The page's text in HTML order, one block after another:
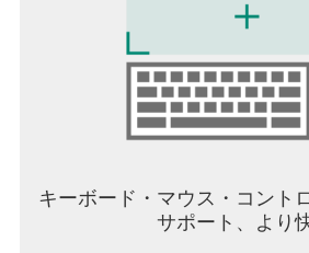
キーボード・マウス・コント
サポート、より